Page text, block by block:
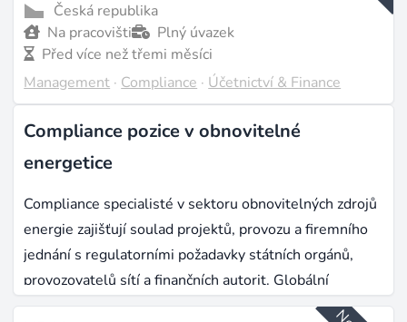
Česká republika
Na pracovišti
Plný úvazek
Před více než třemi měsíci
Management · Compliance · Účetnictví & Finance
Compliance pozice v obnovitelné
energetice
Compliance specialisté v sektoru obnovitelných zdrojů
energie zajišťují soulad projektů, provozu a firemního
jednání s regulatorními požadavky státních orgánů,
provozovatelů sítí a finančních autorit. Globální
energetický sektor dnes zaměstnává76 milionů lidía